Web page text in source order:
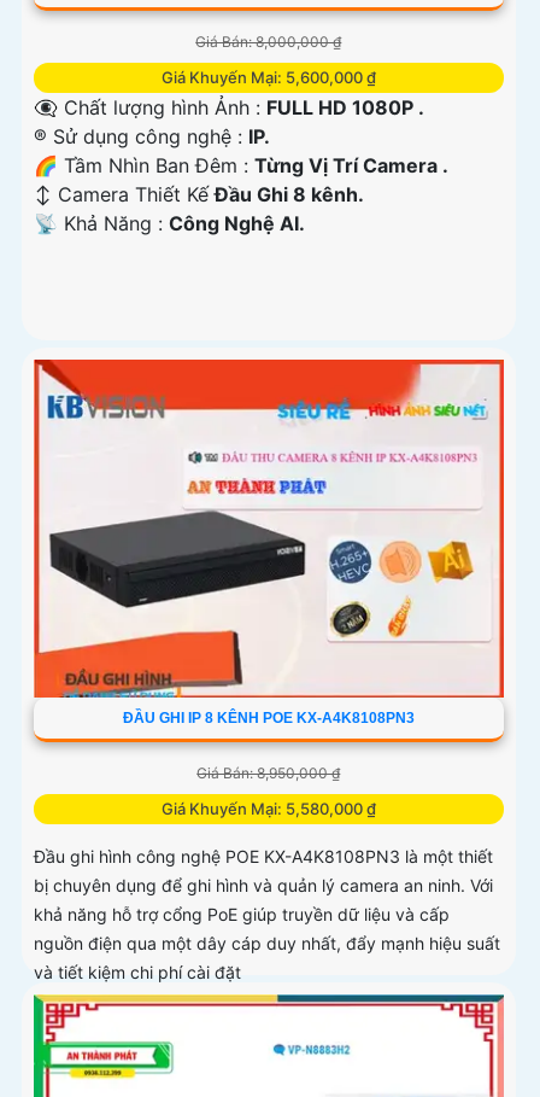
Giá Bán: 8,000,000 ₫
Giá Khuyến Mại: 5,600,000 ₫
👁️‍🗨 Chất lượng hình Ảnh : FULL HD 1080P .
®️ Sử dụng công nghệ : IP.
🌈 Tầm Nhìn Ban Đêm : Từng Vị Trí Camera .
↕️ Camera Thiết KếĐầu Ghi 8 kênh.
️📡 Khả Năng : Công Nghệ AI.
ĐẦU GHI IP 8 KÊNH POE KX-A4K8108PN3
Giá Bán: 8,950,000 ₫
Giá Khuyến Mại: 5,580,000 ₫
Đầu ghi hình công nghệ POE KX-A4K8108PN3 là một thiết
bị chuyên dụng để ghi hình và quản lý camera an ninh. Với
khả năng hỗ trợ cổng PoE giúp truyền dữ liệu và cấp
nguồn điện qua một dây cáp duy nhất, đẩy mạnh hiệu suất
và tiết kiệm chi phí cài đặt